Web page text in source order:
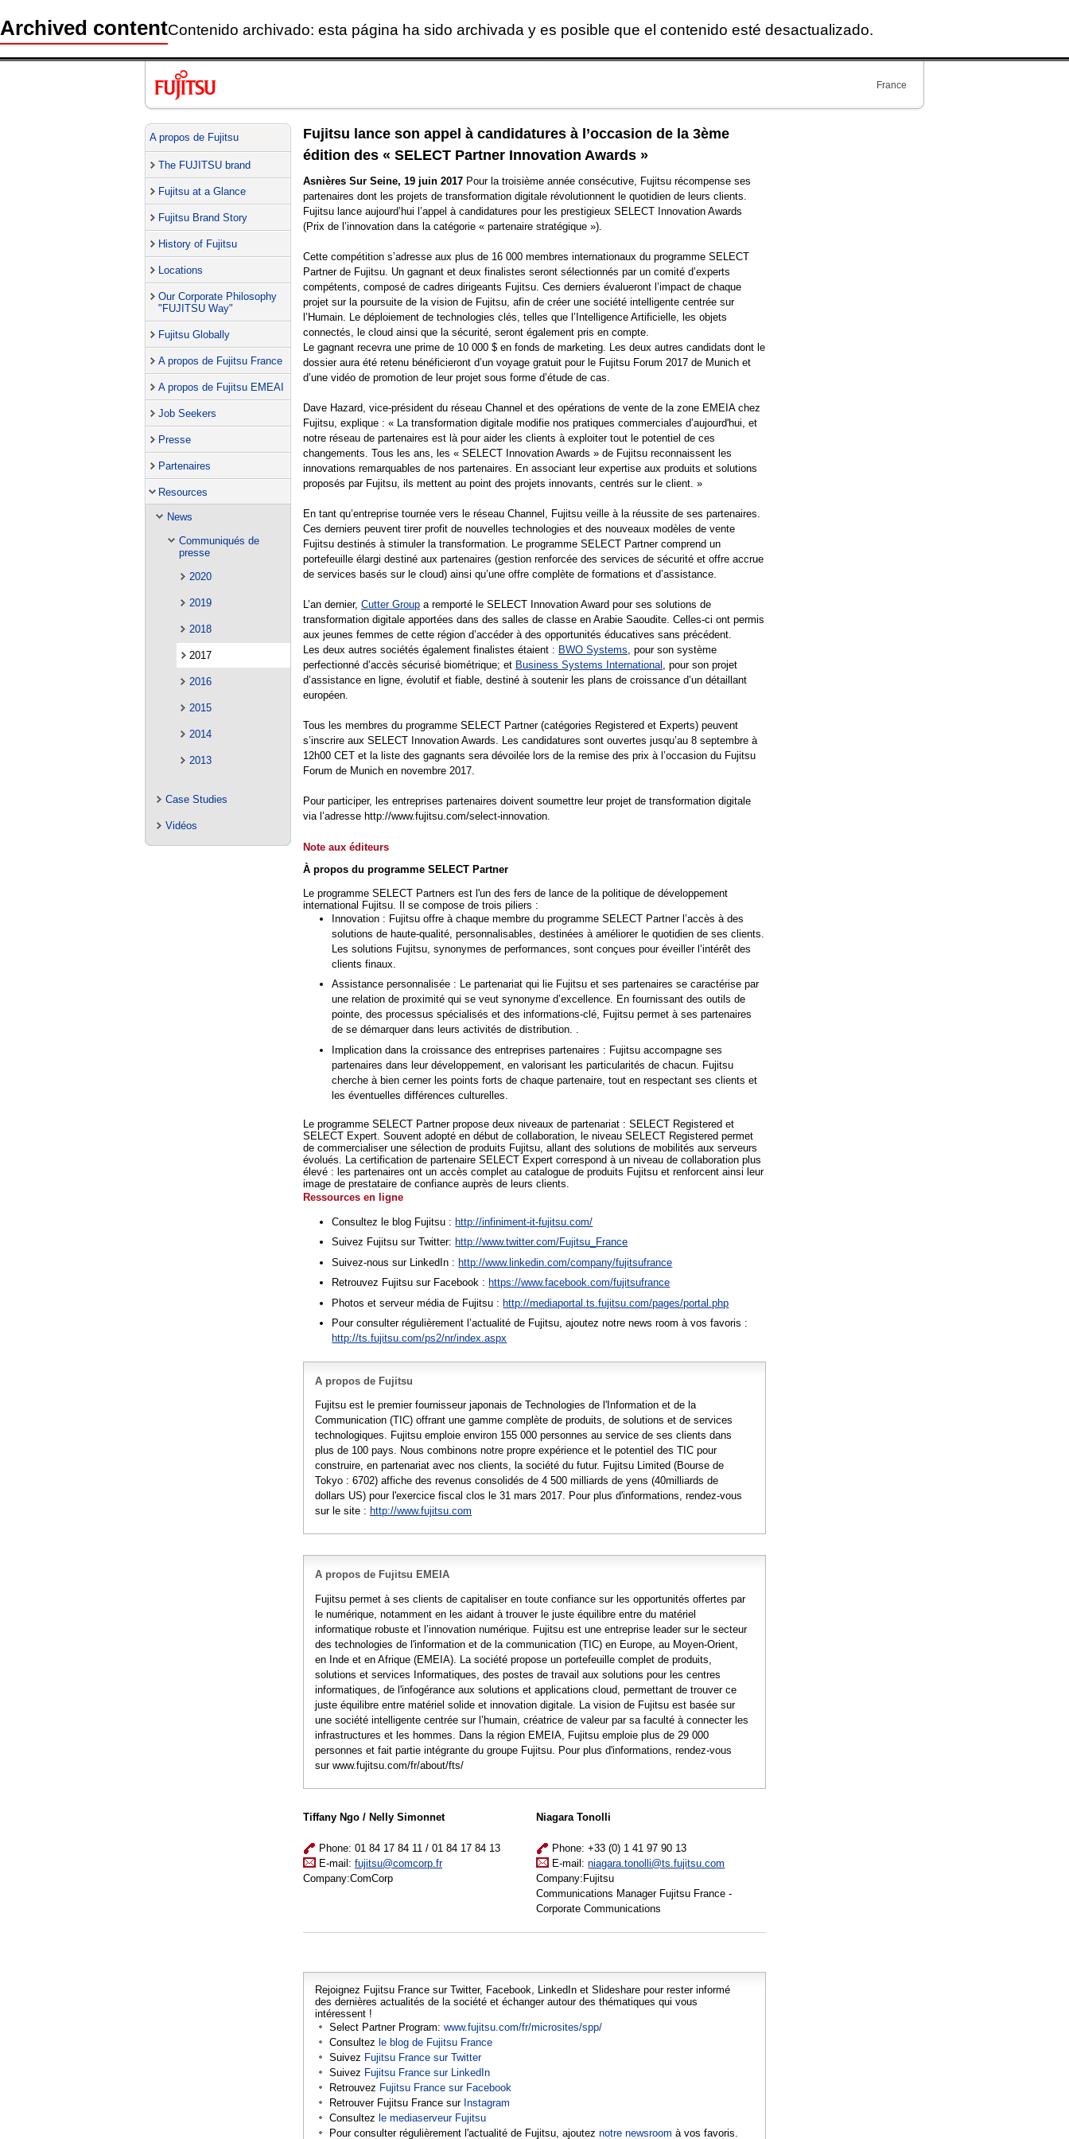
Archived contentContenido archivado: esta página ha sido archivada y es posible que el contenido esté desactualizado.
France
A propos de Fujitsu
The FUJITSU brand
Fujitsu at a Glance
Fujitsu Brand Story
History of Fujitsu
Locations
Our Corporate Philosophy
"FUJITSU Way"
Fujitsu Globally
A propos de Fujitsu France
A propos de Fujitsu EMEAI
Job Seekers
Presse
Partenaires
Resources
News
Communiqués de
presse
2020
2019
2018
2017
2016
2015
2014
2013
Case Studies
Vidéos
Fujitsu lance son appel à candidatures à l’occasion de la 3ème
édition des « SELECT Partner Innovation Awards »
Asnières Sur Seine, 19 juin 2017 Pour la troisième année consécutive, Fujitsu récompense ses
partenaires dont les projets de transformation digitale révolutionnent le quotidien de leurs clients.
Fujitsu lance aujourd’hui l’appel à candidatures pour les prestigieux SELECT Innovation Awards
(Prix de l’innovation dans la catégorie « partenaire stratégique »).
Cette compétition s’adresse aux plus de 16 000 membres internationaux du programme SELECT
Partner de Fujitsu. Un gagnant et deux finalistes seront sélectionnés par un comité d’experts
compétents, composé de cadres dirigeants Fujitsu. Ces derniers évalueront l’impact de chaque
projet sur la poursuite de la vision de Fujitsu, afin de créer une société intelligente centrée sur
l’Humain. Le déploiement de technologies clés, telles que l’Intelligence Artificielle, les objets
connectés, le cloud ainsi que la sécurité, seront également pris en compte.
Le gagnant recevra une prime de 10 000 $ en fonds de marketing. Les deux autres candidats dont le
dossier aura été retenu bénéficieront d’un voyage gratuit pour le Fujitsu Forum 2017 de Munich et
d’une vidéo de promotion de leur projet sous forme d’étude de cas.
Dave Hazard, vice-président du réseau Channel et des opérations de vente de la zone EMEIA chez
Fujitsu, explique : « La transformation digitale modifie nos pratiques commerciales d’aujourd'hui, et
notre réseau de partenaires est là pour aider les clients à exploiter tout le potentiel de ces
changements. Tous les ans, les « SELECT Innovation Awards » de Fujitsu reconnaissent les
innovations remarquables de nos partenaires. En associant leur expertise aux produits et solutions
proposés par Fujitsu, ils mettent au point des projets innovants, centrés sur le client. »
En tant qu’entreprise tournée vers le réseau Channel, Fujitsu veille à la réussite de ses partenaires.
Ces derniers peuvent tirer profit de nouvelles technologies et des nouveaux modèles de vente
Fujitsu destinés à stimuler la transformation. Le programme SELECT Partner comprend un
portefeuille élargi destiné aux partenaires (gestion renforcée des services de sécurité et offre accrue
de services basés sur le cloud) ainsi qu’une offre complète de formations et d’assistance.
L’an dernier, Cutter Group a remporté le SELECT Innovation Award pour ses solutions de
transformation digitale apportées dans des salles de classe en Arabie Saoudite. Celles-ci ont permis
aux jeunes femmes de cette région d’accéder à des opportunités éducatives sans précédent.
Les deux autres sociétés également finalistes étaient : BWO Systems, pour son système
perfectionné d’accès sécurisé biométrique; et Business Systems International , pour son projet
d’assistance en ligne, évolutif et fiable, destiné à soutenir les plans de croissance d’un détaillant
européen.
Tous les membres du programme SELECT Partner (catégories Registered et Experts) peuvent
s’inscrire aux SELECT Innovation Awards. Les candidatures sont ouvertes jusqu’au 8 septembre à
12h00 CET et la liste des gagnants sera dévoilée lors de la remise des prix à l’occasion du Fujitsu
Forum de Munich en novembre 2017.
Pour participer, les entreprises partenaires doivent soumettre leur projet de transformation digitale
via l’adresse http://www.fujitsu.com/select-innovation.
Note aux éditeurs
À propos du programme SELECT Partner
Le programme SELECT Partners est l'un des fers de lance de la politique de développement
international Fujitsu. Il se compose de trois piliers :
Innovation : Fujitsu offre à chaque membre du programme SELECT Partner l’accès à des
solutions de haute-qualité, personnalisables, destinées à améliorer le quotidien de ses clients.
Les solutions Fujitsu, synonymes de performances, sont conçues pour éveiller l’intérêt des
clients finaux.
Assistance personnalisée : Le partenariat qui lie Fujitsu et ses partenaires se caractérise par
une relation de proximité qui se veut synonyme d’excellence. En fournissant des outils de
pointe, des processus spécialisés et des informations-clé, Fujitsu permet à ses partenaires
de se démarquer dans leurs activités de distribution. .
Implication dans la croissance des entreprises partenaires : Fujitsu accompagne ses
partenaires dans leur développement, en valorisant les particularités de chacun. Fujitsu
cherche à bien cerner les points forts de chaque partenaire, tout en respectant ses clients et
les éventuelles différences culturelles.
Le programme SELECT Partner propose deux niveaux de partenariat : SELECT Registered et
SELECT Expert. Souvent adopté en début de collaboration, le niveau SELECT Registered permet
de commercialiser une sélection de produits Fujitsu, allant des solutions de mobilités aux serveurs
évolués. La certification de partenaire SELECT Expert correspond à un niveau de collaboration plus
élevé : les partenaires ont un accès complet au catalogue de produits Fujitsu et renforcent ainsi leur
image de prestataire de confiance auprès de leurs clients.
Ressources en ligne
Consultez le blog Fujitsu :http://infiniment-it-fujitsu.com/
Suivez Fujitsu sur Twitter: http://www.twitter.com/Fujitsu_France
Suivez-nous sur LinkedIn :http://www.linkedin.com/company/fujitsufrance
Retrouvez Fujitsu sur Facebook : https://www.facebook.com/fujitsufrance
Photos et serveur média de Fujitsu :http://mediaportal.ts.fujitsu.com/pages/portal.php
Pour consulter régulièrement l’actualité de Fujitsu, ajoutez notre news room à vos favoris :
http://ts.fujitsu.com/ps2/nr/index.aspx
A propos de Fujitsu
Fujitsu est le premier fournisseur japonais de Technologies de l'Information et de la
Communication (TIC) offrant une gamme complète de produits, de solutions et de services
technologiques. Fujitsu emploie environ 155 000 personnes au service de ses clients dans
plus de 100 pays. Nous combinons notre propre expérience et le potentiel des TIC pour
construire, en partenariat avec nos clients, la société du futur. Fujitsu Limited (Bourse de
Tokyo : 6702) affiche des revenus consolidés de 4 500 milliards de yens (40milliards de
dollars US) pour l'exercice fiscal clos le 31 mars 2017. Pour plus d'informations, rendez-vous
sur le site : http://www.fujitsu.com
A propos de Fujitsu EMEIA
Fujitsu permet à ses clients de capitaliser en toute confiance sur les opportunités offertes par
le numérique, notamment en les aidant à trouver le juste équilibre entre du matériel
informatique robuste et l’innovation numérique. Fujitsu est une entreprise leader sur le secteur
des technologies de l'information et de la communication (TIC) en Europe, au Moyen-Orient,
en Inde et en Afrique (EMEIA). La société propose un portefeuille complet de produits,
solutions et services Informatiques, des postes de travail aux solutions pour les centres
informatiques, de l'infogérance aux solutions et applications cloud, permettant de trouver ce
juste équilibre entre matériel solide et innovation digitale. La vision de Fujitsu est basée sur
une société intelligente centrée sur l’humain, créatrice de valeur par sa faculté à connecter les
infrastructures et les hommes. Dans la région EMEIA, Fujitsu emploie plus de 29 000
personnes et fait partie intégrante du groupe Fujitsu. Pour plus d'informations, rendez-vous
sur www.fujitsu.com/fr/about/fts/
Tiffany Ngo / Nelly Simonnet
Phone: 01 84 17 84 11 / 01 84 17 84 13
E-mail: fujitsu@comcorp.fr
Company:ComCorp
Niagara Tonolli
Phone: +33 (0) 1 41 97 90 13
E-mail:niagara.tonolli@ts.fujitsu.com
Company:Fujitsu
Communications Manager Fujitsu France -
Corporate Communications
Rejoignez Fujitsu France sur Twitter, Facebook, LinkedIn et Slideshare pour rester informé
des dernières actualités de la société et échanger autour des thématiques qui vous
intéressent !
Select Partner Program: www.fujitsu.com/fr/microsites/spp/
Consultez le blog de Fujitsu France
Suivez Fujitsu France sur Twitter
Suivez Fujitsu France sur LinkedIn
Retrouvez Fujitsu France sur Facebook
Retrouver Fujitsu France sur Instagram
Consultez le mediaserveur Fujitsu
Pour consulter régulièrement l'actualité de Fujitsu, ajoutez notre newsroom à vos favoris.